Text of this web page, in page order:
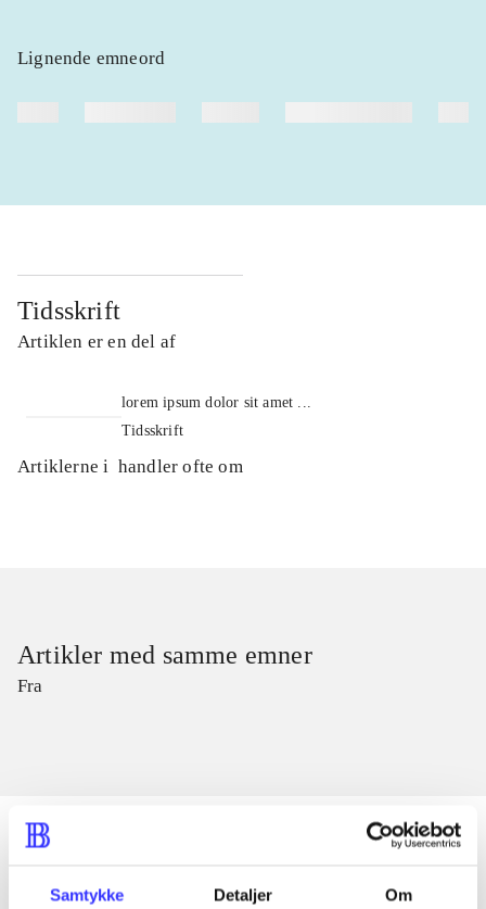
Samtykke Detaljer Om
Lignende emneord
Tidsskrift
Artiklen er en del af
lorem ipsum dolor sit amet ...
Tidsskrift
Artiklerne i handler ofte om
Artikler med samme emner
Fra
Artikler